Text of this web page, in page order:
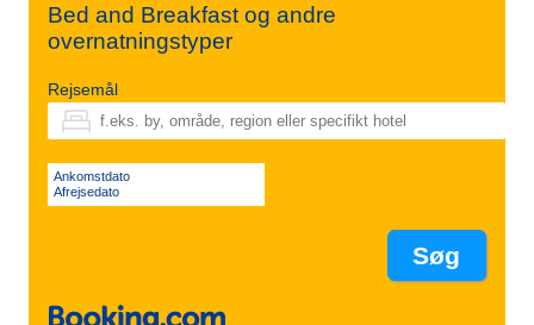
Bed and Breakfast og andre
overnatningstyper
Rejsemål
Ankomstdato
Afrejsedato